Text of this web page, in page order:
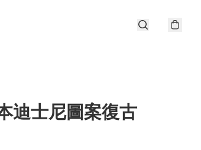
迪士尼圖案復古